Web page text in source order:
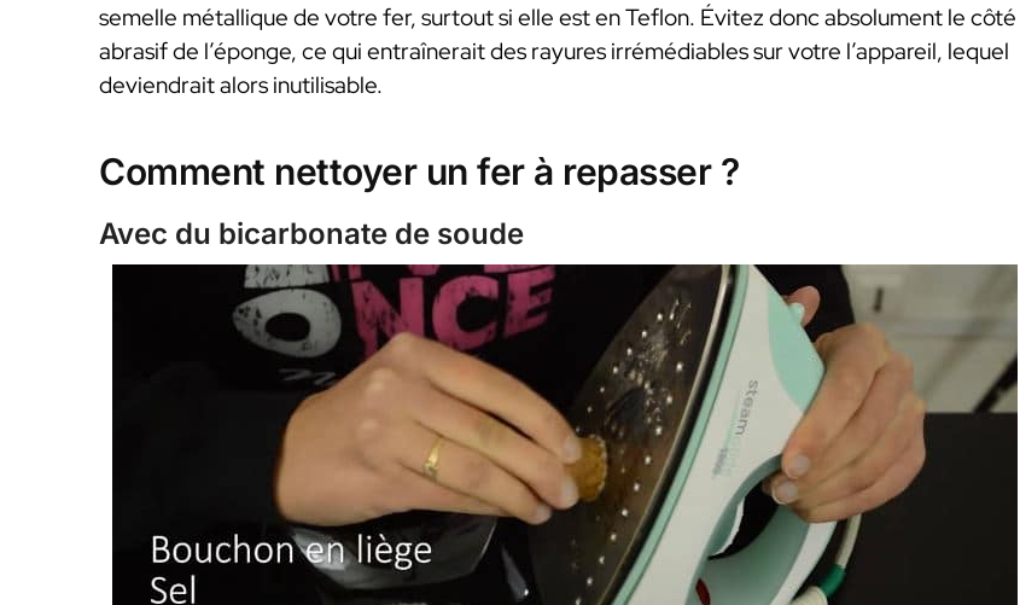
semelle métallique de votre fer, surtout si elle est en Teflon. Évitez donc absolument le côté
abrasif de l’éponge, ce qui entraînerait des rayures irrémédiables sur votre l’appareil, lequel
deviendrait alors inutilisable.
Comment nettoyer un fer à repasser ?
Avec du bicarbonate de soude